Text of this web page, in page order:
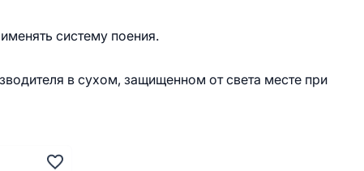
систему поения.
в сухом, защищенном от света месте при